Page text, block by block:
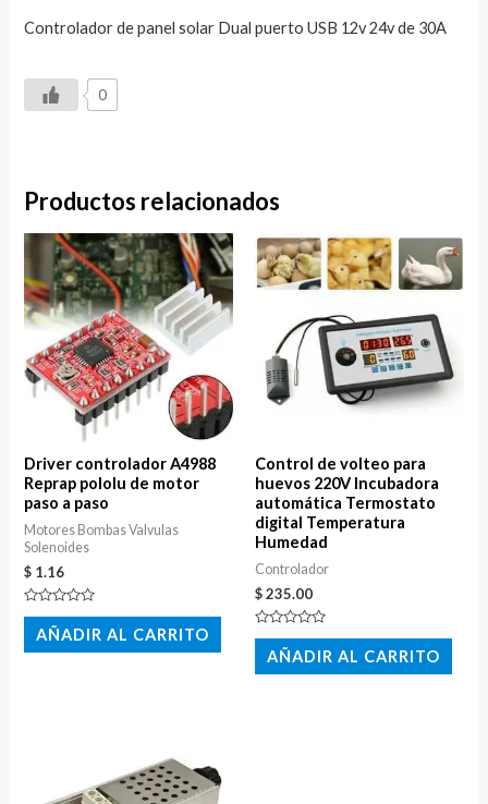
Controlador de panel solar Dual puerto USB 12v 24v de 30A
0
Productos relacionados
Driver controlador A4988
Reprap pololu de motor
paso a paso
Motores Bombas Valvulas
Solenoides
$ 1.16
Valorado
con
de
AÑADIR AL CARRITO
Control de volteo para
huevos 220V Incubadora
automática Termostato
digital Temperatura
Humedad
Controlador
$235.00
Valorado
con
de
AÑADIR AL CARRITO